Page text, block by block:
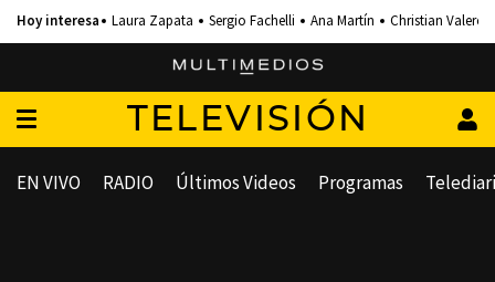
Laura Zapata Sergio Fachelli Ana Martín Christian Valero
TELEVISIÓN
EN VIVO RADIO Últimos Videos Programas